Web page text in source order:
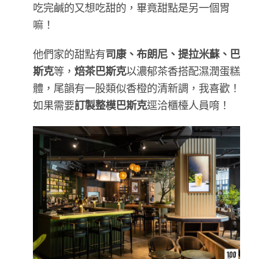
吃完鹹的又想吃甜的，畢竟甜點是另一個胃
嘛！
他們家的甜點有司康、布朗尼、提拉米蘇、巴
斯克等， 焙茶巴斯克以濃郁茶香搭配濕潤蛋糕
體，尾韻有一股類似香橙的清新調，我喜歡！
如果需要訂製整模巴斯克逕洽櫃檯人員唷！